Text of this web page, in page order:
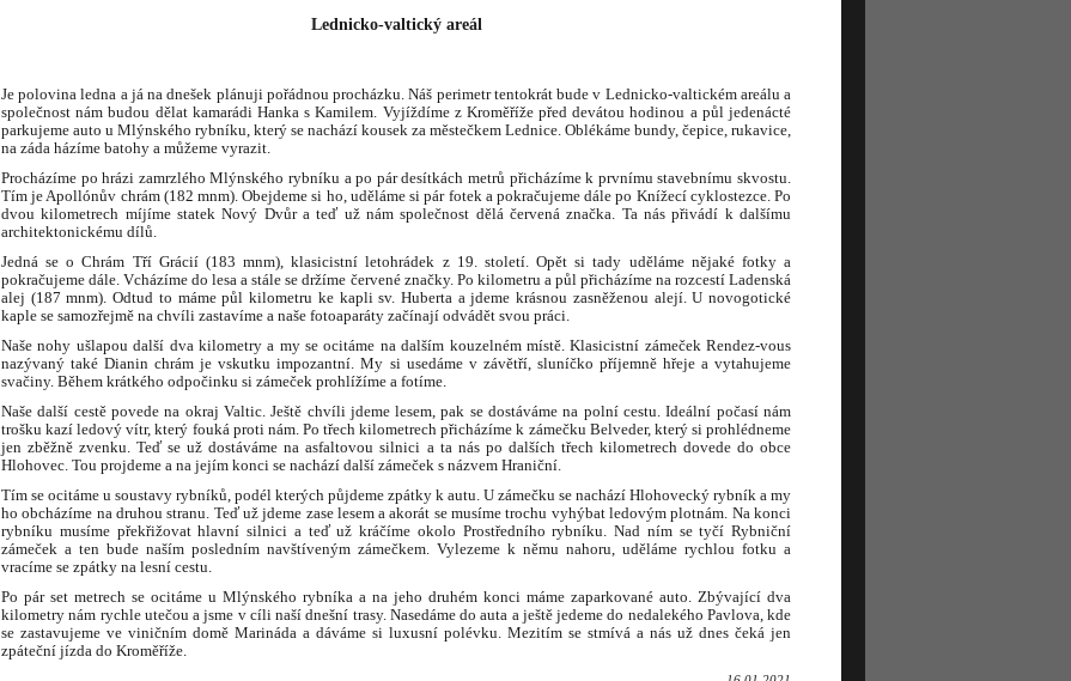
Lednicko-valtický areál
Je polovina ledna a já na dnešek plánuji pořádnou procházku. Náš perimetr tentokrát bude v Lednicko-valtickém areálu a
společnost nám budou dělat kamarádi Hanka s Kamilem. Vyjíždíme z Kroměříže před devátou hodinou a půl jedenácté
parkujeme auto u Mlýnského rybníku, který se nachází kousek za městečkem Lednice. Oblékáme bundy, čepice, rukavice,
na záda házíme batohy a můžeme vyrazit.
Procházíme po hrázi zamrzlého Mlýnského rybníku a po pár desítkách metrů přicházíme k prvnímu stavebnímu skvostu.
Tím je Apollónův chrám (182 mnm). Obejdeme si ho, uděláme si pár fotek a pokračujeme dále po Knížecí cyklostezce. Po
dvou kilometrech míjíme statek Nový Dvůr a teď už nám společnost dělá červená značka. Ta nás přivádí k dalšímu
architektonickému dílů.
Jedná se o Chrám Tří Grácií (183 mnm), klasicistní letohrádek z 19. století. Opět si tady uděláme nějaké fotky a
pokračujeme dále. Vcházíme do lesa a stále se držíme červené značky. Po kilometru a půl přicházíme na rozcestí Ladenská
alej (187 mnm). Odtud to máme půl kilometru ke kapli sv. Huberta a jdeme krásnou zasněženou alejí. U novogotické
kaple se samozřejmě na chvíli zastavíme a naše fotoaparáty začínají odvádět svou práci.
Naše nohy ušlapou další dva kilometry a my se ocitáme na dalším kouzelném místě. Klasicistní zámeček Rendez-vous
nazývaný také Dianin chrám je vskutku impozantní. My si usedáme v závětří, sluníčko příjemně hřeje a vytahujeme
svačiny. Během krátkého odpočinku si zámeček prohlížíme a fotíme.
Naše další cestě povede na okraj Valtic. Ještě chvíli jdeme lesem, pak se dostáváme na polní cestu. Ideální počasí nám
trošku kazí ledový vítr, který fouká proti nám. Po třech kilometrech přicházíme k zámečku Belveder, který si prohlédneme
jen zběžně zvenku. Teď se už dostáváme na asfaltovou silnici a ta nás po dalších třech kilometrech dovede do obce
Hlohovec. Tou projdeme a na jejím konci se nachází další zámeček s názvem Hraniční.
Tím se ocitáme u soustavy rybníků, podél kterých půjdeme zpátky k autu. U zámečku se nachází Hlohovecký rybník a my
ho obcházíme na druhou stranu. Teď už jdeme zase lesem a akorát se musíme trochu vyhýbat ledovým plotnám. Na konci
rybníku musíme překřižovat hlavní silnici a teď už kráčíme okolo Prostředního rybníku. Nad ním se tyčí Rybniční
zámeček a ten bude naším posledním navštíveným zámečkem. Vylezeme k němu nahoru, uděláme rychlou fotku a
vracíme se zpátky na lesní cestu.
Po pár set metrech se ocitáme u Mlýnského rybníka a na jeho druhém konci máme zaparkované auto. Zbývající dva
kilometry nám rychle utečou a jsme v cíli naší dnešní trasy. Nasedáme do auta a ještě jedeme do nedalekého Pavlova, kde
se zastavujeme ve viničním domě Marináda a dáváme si luxusní polévku. Mezitím se stmívá a nás už dnes čeká jen
zpáteční jízda do Kroměříže.